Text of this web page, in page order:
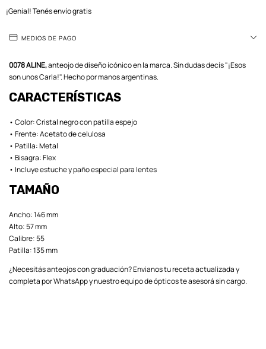
¡Genial! Tenés envío gratis
MEDIOS DE PAGO
0078 ALINE,anteojo de diseño icónico en la marca. Sin dudas decís "¡Esos
son unos Carla!". Hecho por manos argentinas.
CARACTERÍSTICAS
• Color: Cristal negro con patilla espejo
• Frente: Acetato de celulosa
• Patilla: Metal
• Bisagra: Flex
• Incluye estuche y paño especial para lentes
TAMAÑO
Ancho: 146 mm
Alto: 57 mm
Calibre: 55
Patilla: 135 mm
¿Necesitás anteojos con graduación? Envianos tu receta actualizada y
completa por WhatsApp y nuestro equipo de ópticos te asesorá sin cargo.